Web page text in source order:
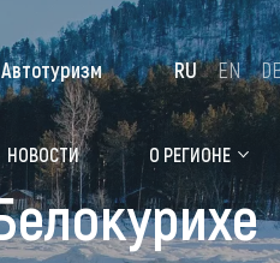
Где
НОВОСТИ О РЕГИОНЕ
Автотуризм RU EN